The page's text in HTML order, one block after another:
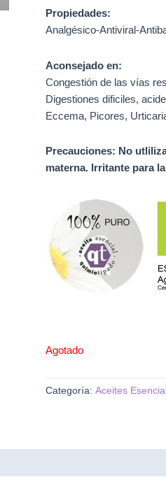
Propiedades:
Analgésico-Antiviral-
Aconsejado en:
Congestión de las vías
Digestiones dificiles,
Eccema, Picores,
Precauciones: No
materna. Irritante para
Agotado
Categoría:Aceites